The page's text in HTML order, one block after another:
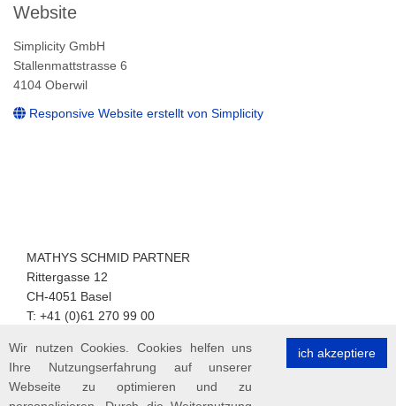
Website
Simplicity GmbH
Stallenmattstrasse 6
4104 Oberwil
Responsive Website erstellt von Simplicity
MATHYS SCHMID PARTNER
Rittergasse 12
CH-4051 Basel
T: +41 (0)61 270 99 00
Wir nutzen Cookies. Cookies helfen uns
Ihre Nutzungserfahrung auf unserer
Webseite zu optimieren und zu
ich akzeptiere